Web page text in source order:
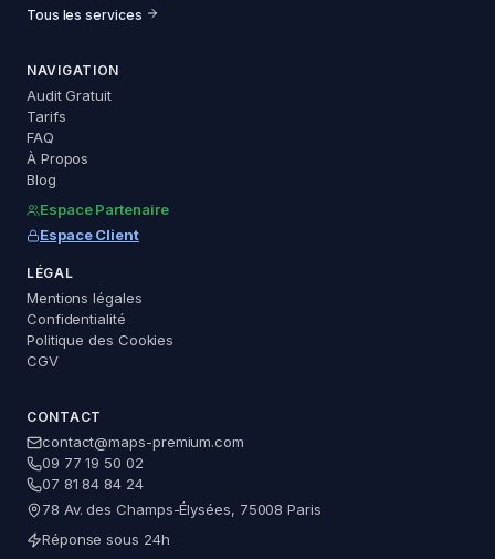
Tous les services
NAVIGATION
Audit Gratuit
Tarifs
FAQ
À Propos
Blog
Espace Partenaire
Espace Client
LÉGAL
Mentions légales
Confidentialité
Politique des Cookies
CGV
CONTACT
contact@maps-premium.com
09 77 19 50 02
07 81 84 84 24
78 Av. des Champs-Élysées, 75008 Paris
Réponse sous 24h
Maps Premium
Assistant — réponse immédiate
Questions fréquentes
Que se passe-t-il si la validation échoue ?